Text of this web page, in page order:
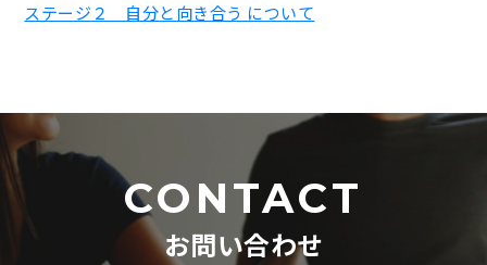
ステージ２ 自分と向き合う について
CONTACT
お問い合わせ